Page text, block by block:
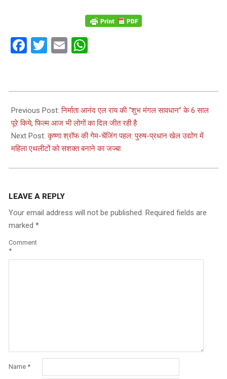
Facebook
Twitter
Email
09-
02
Previous Post:निर्माता आनंद एल राय की “शुभ मंगल सावधान” के 6 साल
पूरे किये, फिल्म आज भी लोगों का दिल जीत रही है
Next Post:कृष्णा श्रॉफ की गेम-चेंजिंग पहल: पुरुष-प्रधान खेल उद्योग में
महिला एथलीटों को सशक्त बनाने का जज्बा
LEAVE A REPLY
Your email address will not be published. Required fields are
marked *
Comment
*
Name *